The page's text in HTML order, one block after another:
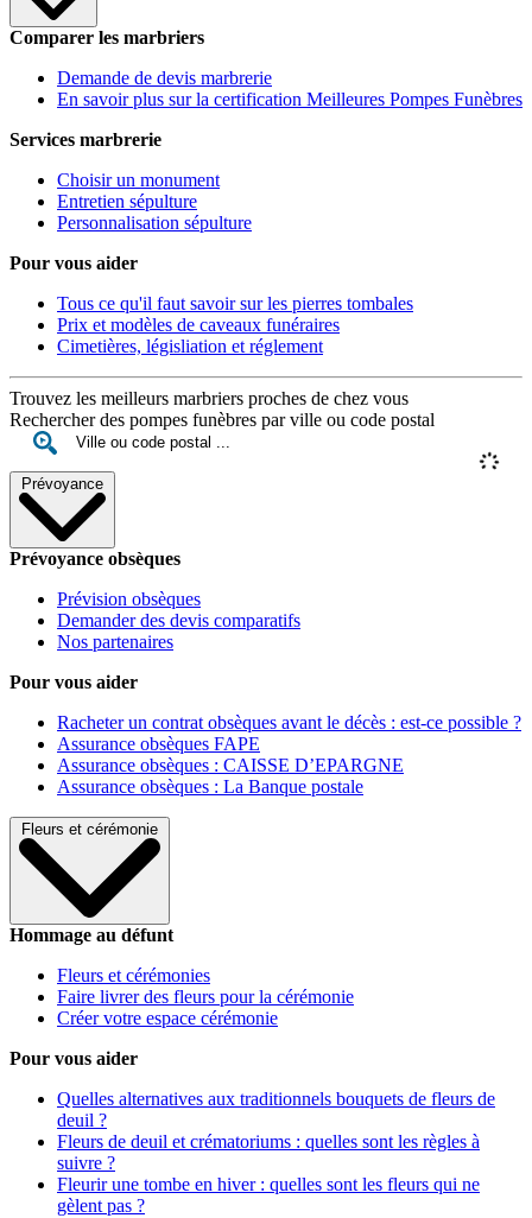
Comparer les marbriers
Demande de devis marbrerie
En savoir plus sur la certification Meilleures Pompes Funèbres
Services marbrerie
Choisir un monument
Entretien sépulture
Personnalisation sépulture
Pour vous aider
Tous ce qu'il faut savoir sur les pierres tombales
Prix et modèles de caveaux funéraires
Cimetières, législiation et réglement
Trouvez les meilleurs marbriers proches de chez vous
Rechercher des pompes funèbres par ville ou code postal
Prévoyance
Prévoyance obsèques
Prévision obsèques
Demander des devis comparatifs
Nos partenaires
Pour vous aider
Racheter un contrat obsèques avant le décès : est-ce possible ?
Assurance obsèques FAPE
Assurance obsèques : CAISSE D’EPARGNE
Assurance obsèques : La Banque postale
Fleurs et cérémonie
Hommage au défunt
Fleurs et cérémonies
Faire livrer des fleurs pour la cérémonie
Créer votre espace cérémonie
Pour vous aider
Quelles alternatives aux traditionnels bouquets de fleurs de
deuil ?
Fleurs de deuil et crématoriums : quelles sont les règles à
suivre ?
Fleurir une tombe en hiver : quelles sont les fleurs qui ne
gèlent pas ?